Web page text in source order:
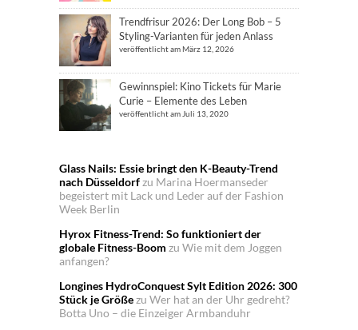
Trendfrisur 2026: Der Long Bob – 5
Styling-Varianten für jeden Anlass
veröffentlicht am März 12, 2026
Gewinnspiel: Kino Tickets für Marie
Curie – Elemente des Leben
veröffentlicht am Juli 13, 2020
Glass Nails: Essie bringt den K-Beauty-Trend
nach Düsseldorfzu Marina Hoermanseder
begeistert mit Lack und Leder auf der Fashion
Week Berlin
Hyrox Fitness-Trend: So funktioniert der
globale Fitness-Boom zu Wie mit dem Joggen
anfangen?
Longines HydroConquest Sylt Edition 2026: 300
Stück je Größezu Wer hat an der Uhr gedreht?
Botta Uno – die Einzeiger Armbanduhr